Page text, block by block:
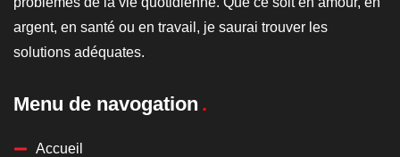
argent, en santé ou en travail, je saurai trouver les
solutions adéquates.
Menu de navogation
Accueil